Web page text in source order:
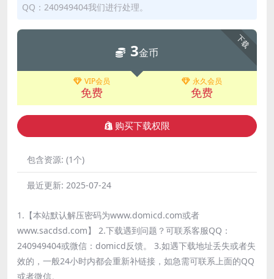
QQ：240949404我们进行处理。
下载
3金币
VIP会员
免费
永久会员
免费
购买下载权限
包含资源: (1个)
最近更新: 2025-07-24
1.【本站默认解压密码为www.domicd.com或者
www.sacdsd.com】 2.下载遇到问题？可联系客服QQ：
240949404或微信：domicd反馈。 3.如遇下载地址丢失或者失
效的，一般24小时内都会重新补链接，如急需可联系上面的QQ
或者微信。